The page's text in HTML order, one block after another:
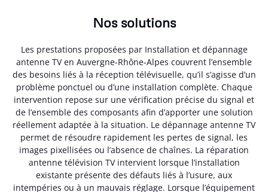
Nos solutions
Les prestations proposées par Installation et dépannage
antenne TV en Auvergne-Rhône-Alpes couvrent l’ensemble
des besoins liés à la réception télévisuelle, qu’il s’agisse d’un
problème ponctuel ou d’une installation complète. Chaque
intervention repose sur une vérification précise du signal et
de l’ensemble des composants afin d’apporter une solution
réellement adaptée à la situation. Le dépannage antenne TV
permet de résoudre rapidement les pertes de signal, les
images pixellisées ou l’absence de chaînes. La réparation
antenne télévision TV intervient lorsque l’installation
existante présente des défauts liés à l’usure, aux
intempéries ou à un mauvais réglage. Lorsque l’équipement